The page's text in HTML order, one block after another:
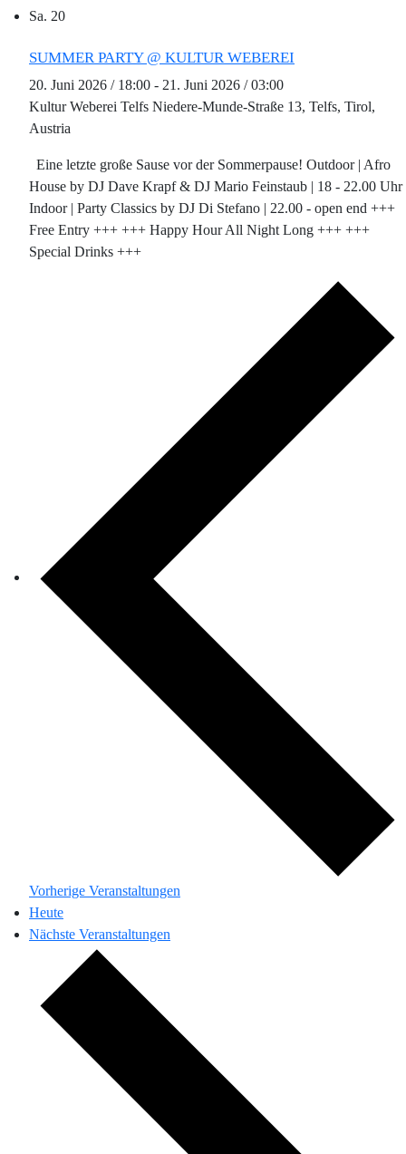
Sa. 20
SUMMER PARTY @ KULTUR WEBEREI
20. Juni 2026 / 18:00 - 21. Juni 2026 / 03:00
Kultur Weberei Telfs Niedere-Munde-Straße 13, Telfs, Tirol,
Austria
Eine letzte große Sause vor der Sommerpause! Outdoor | Afro
House by DJ Dave Krapf & DJ Mario Feinstaub | 18 - 22.00 Uhr
Indoor | Party Classics by DJ Di Stefano | 22.00 - open end +++
Free Entry +++ +++ Happy Hour All Night Long +++ +++
Special Drinks +++
Vorherige Veranstaltungen
Heute
Nächste Veranstaltungen